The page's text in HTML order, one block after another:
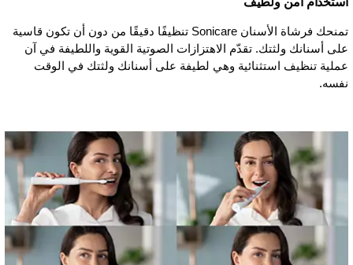
تمنحك فرشاة الأسنان Sonicare تنظيفًا دقيقًا من دون أن تكون قاسية
على أسنانك ولثتك. تقدّم الاهتزازات الصوتية القوية واللطيفة في آن
عملية تنظيف استثنائية وهي لطيفة على أسنانك ولثتك في الوقت
نفسه.